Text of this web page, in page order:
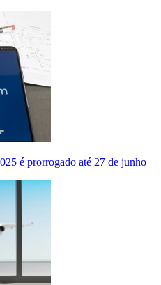
é prorrogado até 27 de junho